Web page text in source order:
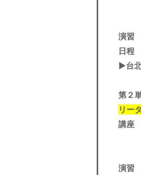
組
事
演習
日程
▶︎台
第２
リー
講座
周
効
演習